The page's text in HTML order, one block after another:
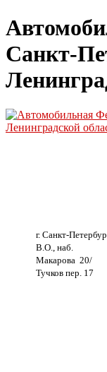
Санкт-
г. Санкт-
В.О., наб.
Макарова 20/
Тучков пер. 17